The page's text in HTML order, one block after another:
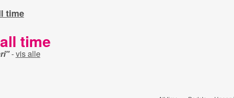
time
all time
-vis alle